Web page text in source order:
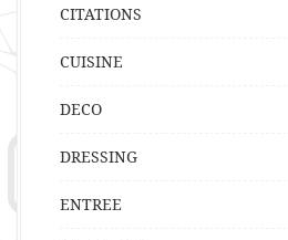
CITATIONS
CUISINE
DECO
DRESSING
ENTREE